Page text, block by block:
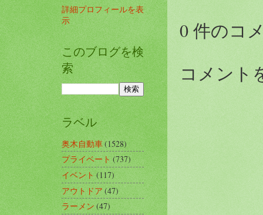
0 件のコ
コメント
詳細プロフィールを表
示
このブログを検
索
ラベル
奥木自動車(1528)
プライベート(737)
イベント(117)
アウトドア(47)
ラーメン(47)